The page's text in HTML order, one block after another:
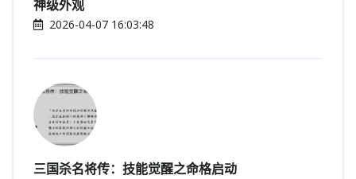
神级外观
2026-04-07 16:03:48
三国杀名将传：技能觉醒之命格启动